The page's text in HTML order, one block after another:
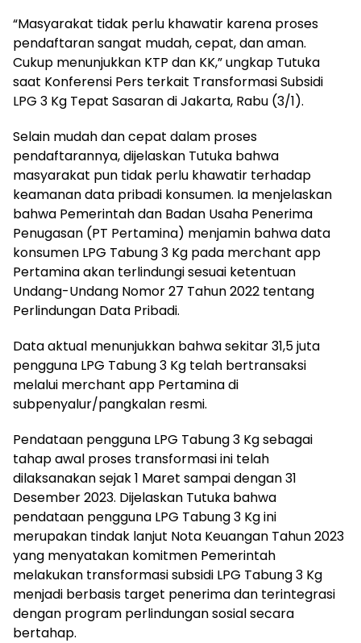
“Masyarakat tidak perlu khawatir karena proses
pendaftaran sangat mudah, cepat, dan aman.
Cukup menunjukkan KTP dan KK,” ungkap Tutuka
saat Konferensi Pers terkait Transformasi Subsidi
LPG 3 Kg Tepat Sasaran di Jakarta, Rabu (3/1).
Selain mudah dan cepat dalam proses
pendaftarannya, dijelaskan Tutuka bahwa
masyarakat pun tidak perlu khawatir terhadap
keamanan data pribadi konsumen. Ia menjelaskan
bahwa Pemerintah dan Badan Usaha Penerima
Penugasan (PT Pertamina) menjamin bahwa data
konsumen LPG Tabung 3 Kg pada merchant app
Pertamina akan terlindungi sesuai ketentuan
Undang-Undang Nomor 27 Tahun 2022 tentang
Perlindungan Data Pribadi.
Data aktual menunjukkan bahwa sekitar 31,5 juta
pengguna LPG Tabung 3 Kg telah bertransaksi
melalui merchant app Pertamina di
subpenyalur/pangkalan resmi.
Pendataan pengguna LPG Tabung 3 Kg sebagai
tahap awal proses transformasi ini telah
dilaksanakan sejak 1 Maret sampai dengan 31
Desember 2023. Dijelaskan Tutuka bahwa
pendataan pengguna LPG Tabung 3 Kg ini
merupakan tindak lanjut Nota Keuangan Tahun 2023
yang menyatakan komitmen Pemerintah
melakukan transformasi subsidi LPG Tabung 3 Kg
menjadi berbasis target penerima dan terintegrasi
dengan program perlindungan sosial secara
bertahap.